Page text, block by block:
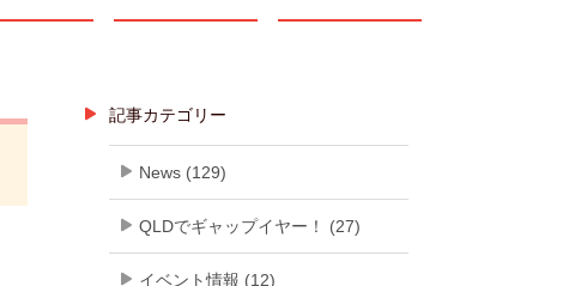
記事カテゴリー
News (129)
QLDでギャップイヤー！ (27)
イベント情報 (12)